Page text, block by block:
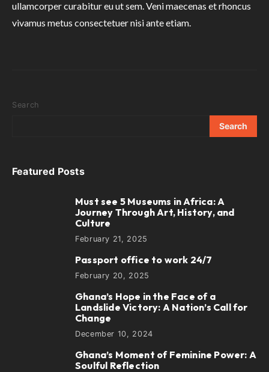
ullamcorper curabitur eu ut sem. Veni maecenas et rhoncus
vivamus metus consectetuer nisi ante etiam.
Search
Search
Featured Posts
Must see 5 Museums in Africa: A
Journey Through Art, History, and
Culture
February 21, 2025
Passport office to work 24/7
February 20, 2025
Ghana’s Hope in the Face of a
Landslide Victory: A Nation’s Call for
Change
December 10, 2024
Ghana’s Moment of Feminine Power: A
Soulful Reflection